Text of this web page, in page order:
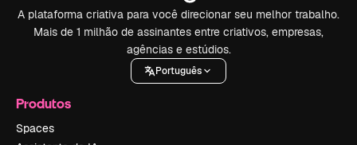
A plataforma criativa para você direcionar seu melhor trabalho.
Mais de 1 milhão de assinantes entre criativos, empresas,
agências e estúdios.
Português
Produtos
Spaces